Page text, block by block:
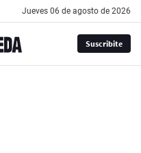
jueves 06 de agosto de 2026
Suscribite